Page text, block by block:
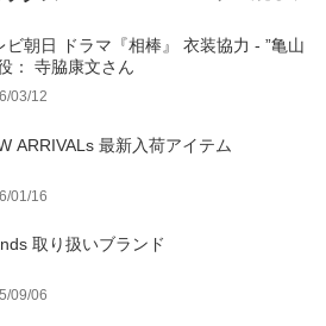
ビ朝日 ドラマ『相棒』 衣装協力 - ”亀山
： 寺脇康文さん
03/12
ARRIVALs 最新入荷アイテム
01/16
取り扱いブランド
09/06